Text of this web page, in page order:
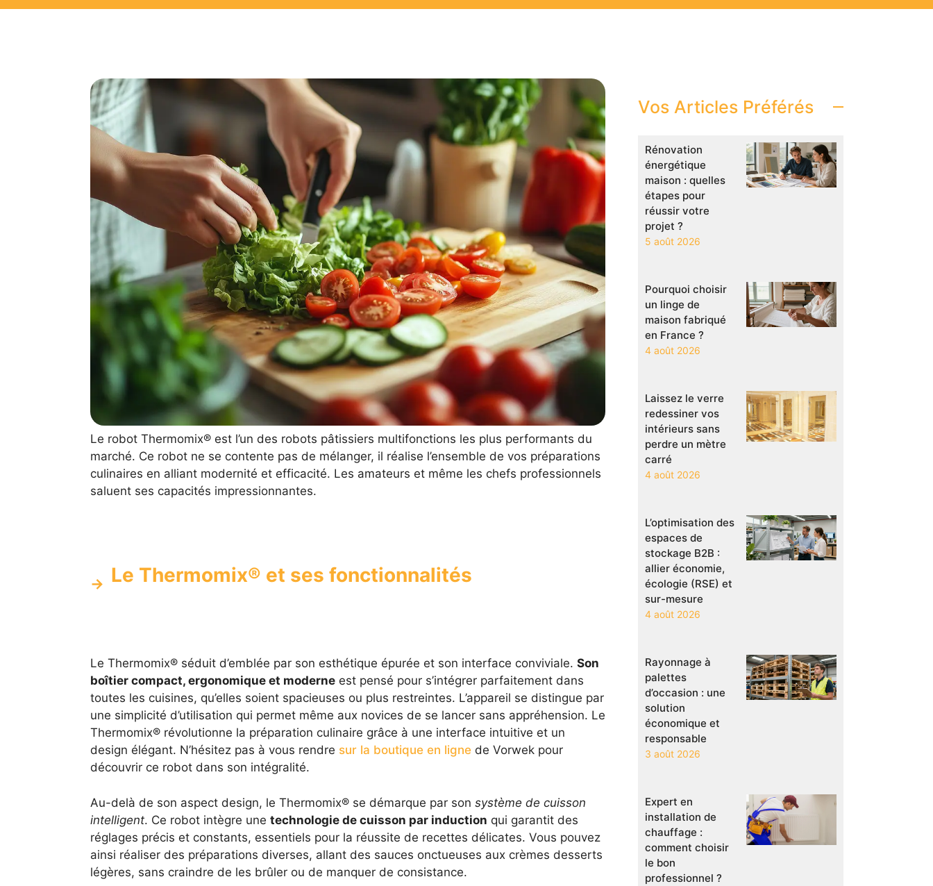
Le robot Thermomix® est l’un des robots pâtissiers multifonctions les plus performants du
marché. Ce robot ne se contente pas de mélanger, il réalise l’ensemble de vos préparations
culinaires en alliant modernité et efficacité. Les amateurs et même les chefs professionnels
saluent ses capacités impressionnantes.
Le Thermomix® et ses fonctionnalités
Le Thermomix® séduit d’emblée par son esthétique épurée et son interface conviviale. Son
boîtier compact, ergonomique et moderneest pensé pour s’intégrer parfaitement dans
toutes les cuisines, qu’elles soient spacieuses ou plus restreintes. L’appareil se distingue par
une simplicité d’utilisation qui permet même aux novices de se lancer sans appréhension. Le
Thermomix® révolutionne la préparation culinaire grâce à une interface intuitive et un
design élégant. N’hésitez pas à vous rendre sur la boutique en lignede Vorwek pour
découvrir ce robot dans son intégralité.
Au-delà de son aspect design, le Thermomix® se démarque par son système de cuisson
intelligent. Ce robot intègre une technologie de cuisson par induction qui garantit des
réglages précis et constants, essentiels pour la réussite de recettes délicates. Vous pouvez
ainsi réaliser des préparations diverses, allant des sauces onctueuses aux crèmes desserts
légères, sans craindre de les brûler ou de manquer de consistance.
Vos Articles Préférés
Rénovation
énergétique
maison : quelles
étapes pour
réussir votre
projet ?
5 août 2026
Pourquoi choisir
un linge de
maison fabriqué
en France ?
4 août 2026
Laissez le verre
redessiner vos
intérieurs sans
perdre un mètre
carré
4 août 2026
L’optimisation des
espaces de
stockage B2B :
allier économie,
écologie (RSE) et
sur-mesure
4 août 2026
Rayonnage à
palettes
d’occasion : une
solution
économique et
responsable
3 août 2026
Expert en
installation de
chauffage :
comment choisir
le bon
professionnel ?